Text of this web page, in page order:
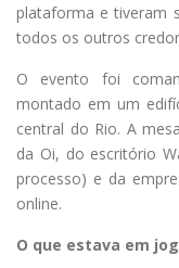
plataforma e tiveram
todos os outros
O evento foi
montado em um
central do Rio. A
da Oi, do escritório
processo) e da
online.
O que estava em